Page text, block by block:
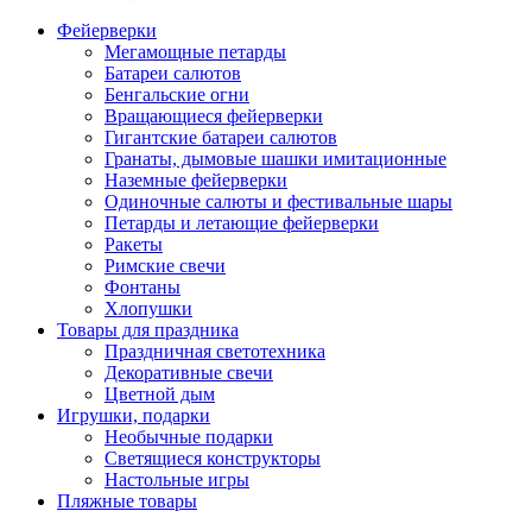
Фейерверки
Мегамощные петарды
Батареи салютов
Бенгальские огни
Вращающиеся фейерверки
Гигантские батареи салютов
Гранаты, дымовые шашки имитационные
Наземные фейерверки
Одиночные салюты и фестивальные шары
Петарды и летающие фейерверки
Ракеты
Римские свечи
Фонтаны
Хлопушки
Товары для праздника
Праздничная светотехника
Декоративные свечи
Цветной дым
Игрушки, подарки
Необычные подарки
Светящиеся конструкторы
Настольные игры
Пляжные товары